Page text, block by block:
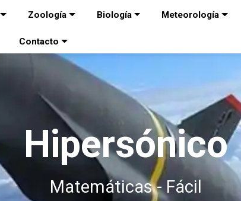
Zoología Biología Meteorología
Contacto
Hipersónico
Matemáticas - Fácil